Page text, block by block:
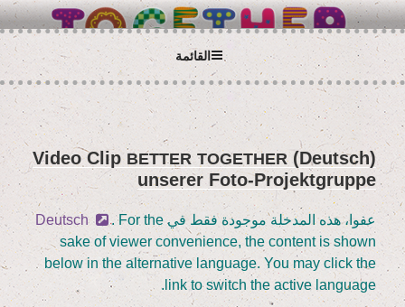
التجاوز
إلى
المحتوىBETTER TOGETHER
Wir alle sind Taunusstein
القائمة
نُشر
في
(Deutsch) Video Clip
BETTER TOGETHER
unse­rer Foto-Projektgruppe
عفوا، هذه المدخلة موجودة فقط في Deutsch
. For the
sake of view­er con­ve­ni­ence, the con­tent is shown
below in the alter­na­ti­ve lan­guage. You may click the
link to switch the acti­ve language.